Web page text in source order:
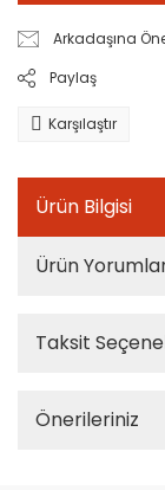
Arkadaşına
Paylaş
Karşılaştır
Ürün Bilgisi
Ürün
Taksit
Önerileriniz